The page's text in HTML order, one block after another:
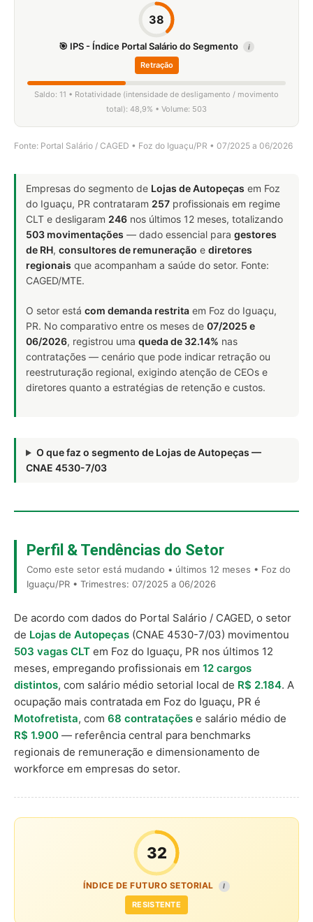
38
🎯 IPS - Índice Portal Salário do Segmento i
Retração
Saldo: 11 • Rotatividade (intensidade de desligamento / movimento
total): 48,9% • Volume: 503
Fonte: Portal Salário / CAGED • Foz do Iguaçu/PR • 07/2025 a 06/2026
Empresas do segmento de Lojas de Autopeças em Foz
do Iguaçu, PR contrataram 257 profissionais em regime
CLT e desligaram 246 nos últimos 12 meses, totalizando
503 movimentações — dado essencial para gestores
de RH, consultores de remuneração e diretores
regionais que acompanham a saúde do setor. Fonte:
CAGED/MTE.
O setor está com demanda restrita em Foz do Iguaçu,
PR. No comparativo entre os meses de 07/2025 e
06/2026, registrou uma queda de 32.14% nas
contratações — cenário que pode indicar retração ou
reestruturação regional, exigindo atenção de CEOs e
diretores quanto a estratégias de retenção e custos.
O que faz o segmento de Lojas de Autopeças —
CNAE 4530-7/03
Perfil & Tendências do Setor
Como este setor está mudando • últimos 12 meses • Foz do
Iguaçu/PR • Trimestres: 07/2025 a 06/2026
De acordo com dados do Portal Salário / CAGED, o setor
de Lojas de Autopeças (CNAE 4530-7/03) movimentou
503 vagas CLT em Foz do Iguaçu, PR nos últimos 12
meses, empregando profissionais em 12 cargos
distintos, com salário médio setorial local de R$ 2.184. A
ocupação mais contratada em Foz do Iguaçu, PR é
Motofretista, com 68 contratações e salário médio de
R$ 1.900 — referência central para benchmarks
regionais de remuneração e dimensionamento de
workforce em empresas do setor.
32
ÍNDICE DE FUTURO SETORIAL I
RESISTENTE